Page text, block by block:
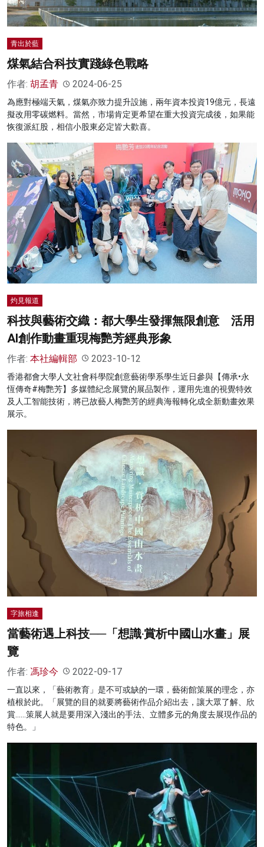
青出於藍
煤氣結合科技實踐綠色戰略
作者: 胡孟青 2024-06-25
為應對極端天氣，煤氣亦致力提升設施，兩年資本投資19億元，長遠
擬改用零碳燃料。當然，市場肯定更希望在重大投資完成後，如果能
恢復派紅股，相信小股東必定皆大歡喜。
灼見報道
科技與藝術交織：都大學生發揮無限創意 活用
AI創作動畫重現梅艷芳經典形象
作者: 本社編輯部 2023-10-12
香港都會大學人文社會科學院創意藝術學系學生近日參與【傳承•永
恆傳奇#梅艷芳】多媒體紀念展覽的展品製作，運用先進的視覺特效
及人工智能技術，將已故藝人梅艷芳的經典海報轉化成全新動畫效果
展示。
字旅相逢
當藝術遇上科技──「想識‧賞析中國山水畫」展
覽
作者: 馮珍今 2022-09-17
一直以來，「藝術教育」是不可或缺的一環，藝術館策展的理念，亦
植根於此。「展覽的目的就要將藝術作品介紹出去，讓大眾了解、欣
賞……策展人就是要用深入淺出的手法、立體多元的角度去展現作品的
特色。」